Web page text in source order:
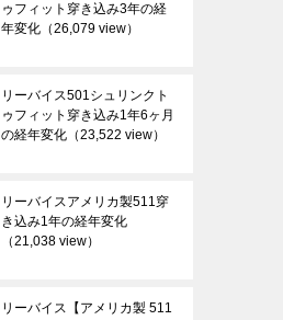
ゥフィット穿き込み3年の経
年変化 （26,079 view）
リーバイス501シュリンクト
ゥフィット穿き込み1年6ヶ月
の経年変化 （23,522 view）
リーバイスアメリカ製511穿
き込み1年の経年変化
（21,038 view）
リーバイス【アメリカ製 511